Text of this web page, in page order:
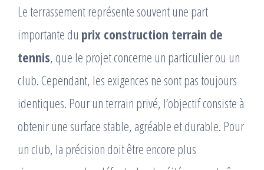
Le terrassement représente souvent une part
importante du prix construction terrain de
tennis, que le projet concerne un particulier ou un
club. Cependant, les exigences ne sont pas toujours
identiques. Pour un terrain privé, l’objectif consiste à
obtenir une surface stable, agréable et durable. Pour
un club, la précision doit être encore plus